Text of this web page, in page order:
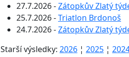
27.7.2026 -Zátopkův Zlatý
25.7.2026 -Triatlon Brdonoš
24.7.2026 -Zátopkův Zlatý
Starší výsledky: 2026 ¦ 2025 ¦